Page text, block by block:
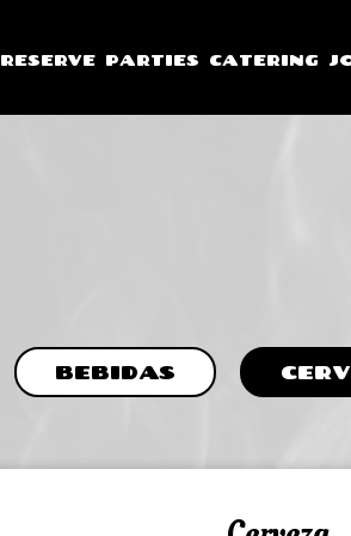
RESERVE PARTIES CATERING
BEBIDAS